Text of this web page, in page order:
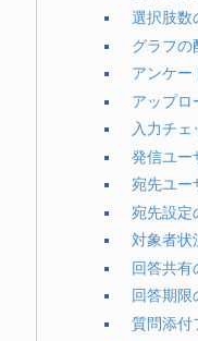
選択肢数
グラフの
アンケー
アップロ
入力チ
発信ユー
宛先ユー
宛先設定
対象者状
回答共有
回答期限
質問添付